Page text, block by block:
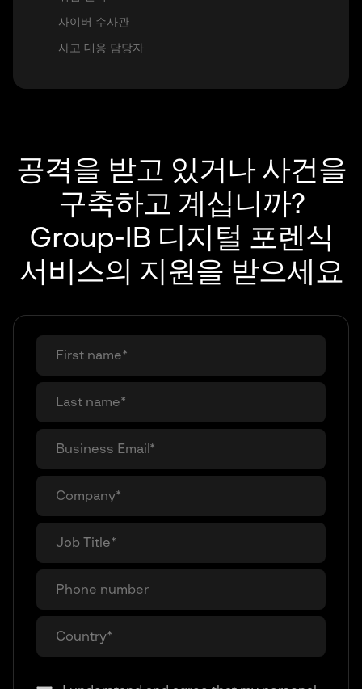
사이버 수사관
사고 대응 담당자
공격을 받고 있거나 사건을
구축하고 계십니까?
Group-IB 디지털 포렌식
서비스의 지원을 받으세요